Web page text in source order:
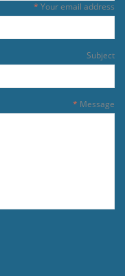
Your email address
Subject
Message